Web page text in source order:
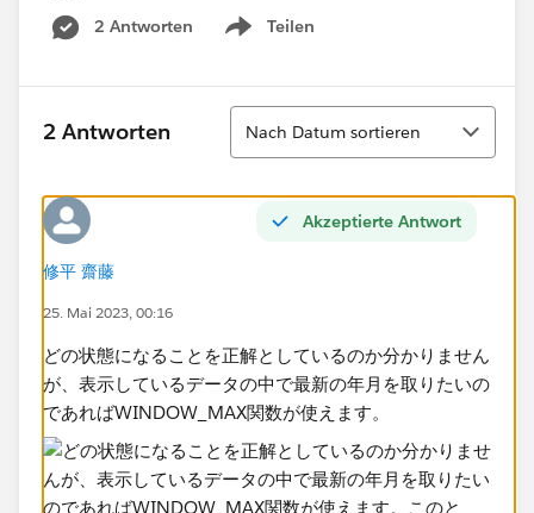
2 Antworten
Teilen
Show menu
2 Antworten
Sortieren
Nach Datum sortieren
Akzeptierte Antwort
修平 齋藤
25. Mai 2023, 00:16
どの状態になることを正解としているのか分かりません
が、表示しているデータの中で最新の年月を取りたいの
であればWINDOW_MAX関数が使えます。